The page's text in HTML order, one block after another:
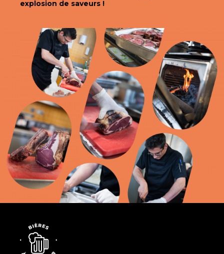
explosion de saveurs !